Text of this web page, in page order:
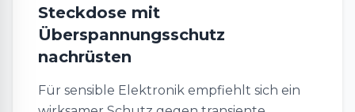
Steckdose mit
Überspannungsschutz
nachrüsten
Für sensible Elektronik empfiehlt sich ein